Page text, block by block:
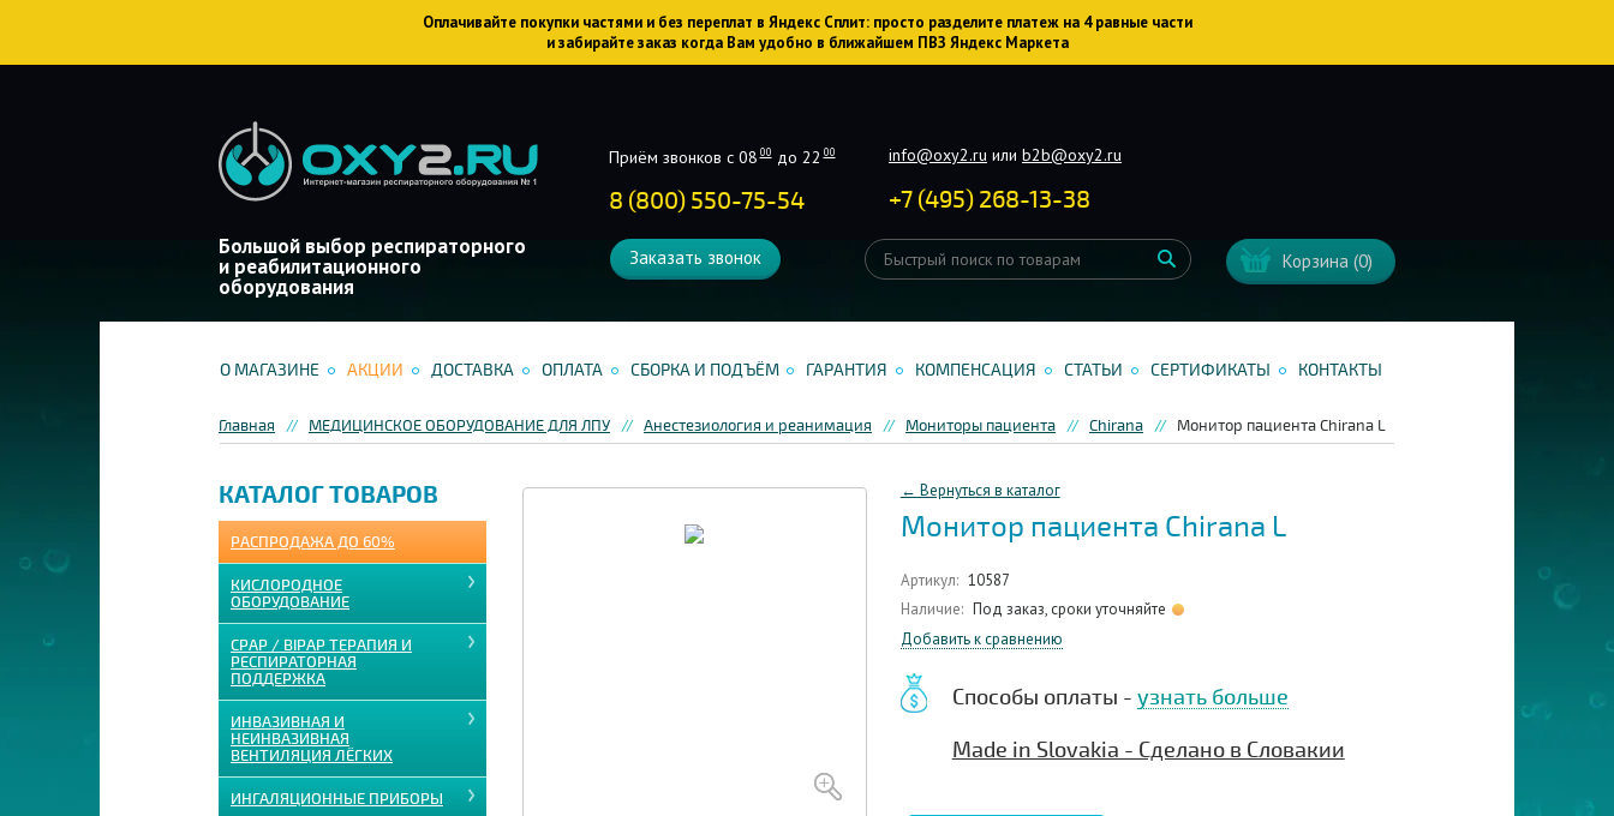
Оплачивайте покупки частями и без переплат в Яндекс Сплит: просто разделите платеж на 4 равные части
и забирайте заказ когда Вам удобно в ближайшем ПВЗ Яндекс Маркета
Большой выбор респираторного
и реабилитационного
оборудования
Приём звонков с 08 00до 22 00
8 (800) 550-75-54
info@oxy2.ru илиb2b@oxy2.ru
+7 (495) 268-13-38
Заказать звонок Корзина(0)
О МАГАЗИНЕ АКЦИИ ДОСТАВКА ОПЛАТА СБОРКА И ПОДЪЁМ ГАРАНТИЯ КОМПЕНСАЦИЯ СТАТЬИ СЕРТИФИКАТЫ КОНТАКТЫ
Главная МЕДИЦИНСКОЕ ОБОРУДОВАНИЕ ДЛЯ ЛПУ Анестезиология и реанимация Мониторы пациента Chirana Монитор пациента Chirana L
КАТАЛОГ ТОВАРОВ
РАСПРОДАЖА ДО 60%
КИСЛОРОДНОЕ
ОБОРУДОВАНИЕ
CPAP / BIPAP ТЕРАПИЯ И
РЕСПИРАТОРНАЯ
ПОДДЕРЖКА
ИНВАЗИВНАЯ И
НЕИНВАЗИВНАЯ
ВЕНТИЛЯЦИЯ ЛЁГКИХ
ИНГАЛЯЦИОННЫЕ ПРИБОРЫ
← Вернуться в каталог
Монитор пациента Chirana L
Артикул: 10587
Наличие: Под заказ, сроки уточняйте
Добавить к сравнению
Способы оплаты - узнать больше
Made in Slovakia - Сделано в Словакии